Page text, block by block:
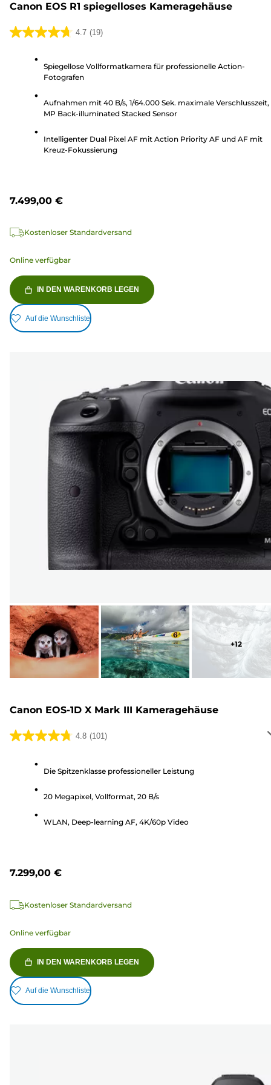
Canon EOS R1 spiegelloses Kameragehäuse
4.7 (19)
4.7
Sternen.
Bewertungen
Spiegellose Vollformatkamera für professionelle Action-
Fotografen
Aufnahmen mit 40 B/s, 1/64.000 Sek. maximale Verschlusszeit,
MP Back-illuminated Stacked Sensor
Intelligenter Dual Pixel AF mit Action Priority AF und AF mit
Kreuz-Fokussierung
7.499,00 €
Kostenloser Standardversand
Online verfügbar
IN DEN WARENKORB LEGEN
Auf die Wunschliste
+12
Canon EOS-1D X Mark III Kameragehäuse
4.8 (101)
4.8
Sternen.
Bewertungen
Die Spitzenklasse professioneller Leistung
20 Megapixel, Vollformat, 20 B/s
WLAN, Deep-learning AF, 4K/60p Video
7.299,00 €
Kostenloser Standardversand
Online verfügbar
IN DEN WARENKORB LEGEN
Auf die Wunschliste